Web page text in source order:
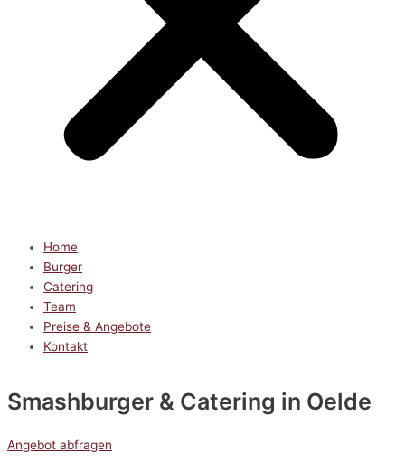
Home
Burger
Catering
Team
Preise & Angebote
Kontakt
Smashburger & Catering in Oelde
Angebot abfragen